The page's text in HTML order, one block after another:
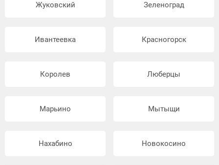
Жуковский Зеленоград
Ивантеевка Красногорск
Королев Люберцы
Марьино Мытыщи
Нахабино Новокосино